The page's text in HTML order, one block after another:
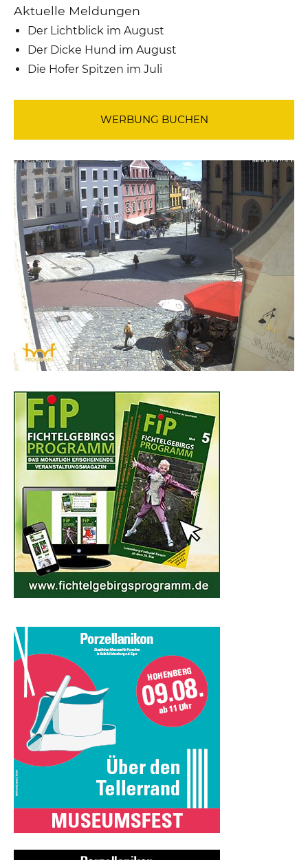
Aktuelle Meldungen
Der Lichtblick im August
Der Dicke Hund im August
Die Hofer Spitzen im Juli
WERBUNG BUCHEN